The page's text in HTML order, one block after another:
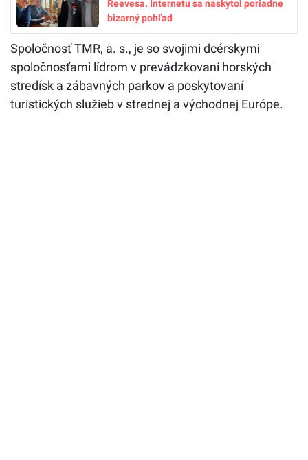
Reevesa. Internetu sa naskytol poriadne
bizarný pohľad
Spoločnosť TMR, a. s., je so svojimi dcérskymi
spoločnosťami lídrom v prevádzkovaní horských
stredísk a zábavných parkov a poskytovaní
turistických služieb v strednej a východnej Európe.